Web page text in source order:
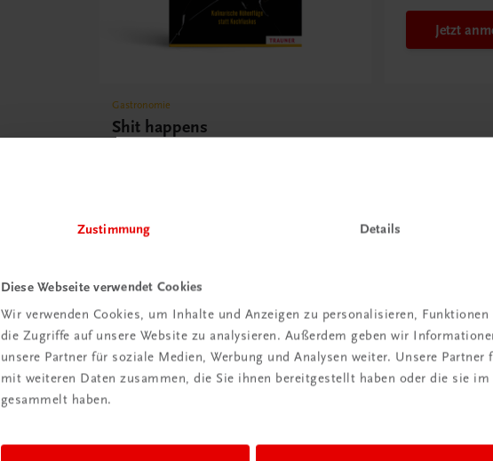
Zustimmung Details
Diese Webseite verwendet Cookies
Wir verwenden Cookies, um Inhalte und Anzeigen zu personalisieren,
die Zugriffe auf unsere Website zu analysieren. Außerdem geben wir
unsere Partner für soziale Medien, Werbung und Analysen weiter. Unsere
mit weiteren Daten zusammen, die Sie ihnen bereitgestellt haben oder die sie
gesammelt haben.
Gastronomie
Shit happens
Jetzt